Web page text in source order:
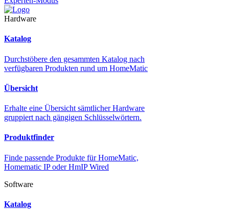
Hardware
Katalog
Durchstöbere den gesammten Katalog nach
verfügbaren Produkten rund um HomeMatic
Übersicht
Erhalte eine Übersicht sämtlicher Hardware
gruppiert nach gängigen Schlüsselwörtern.
Produktfinder
Finde passende Produkte für HomeMatic,
Homematic IP oder HmIP Wired
Software
Katalog